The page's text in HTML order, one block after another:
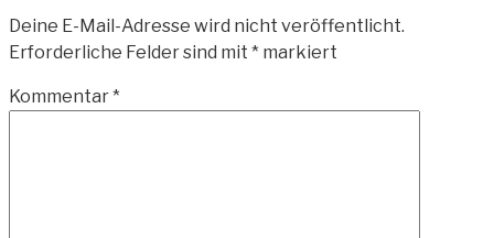
Deine E-Mail-Adresse wird nicht veröffentlicht.
Erforderliche Felder sind mit * markiert
Kommentar*